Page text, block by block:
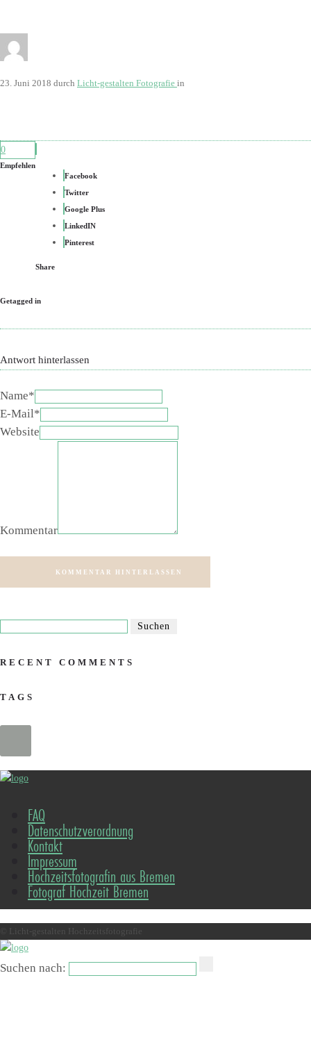
23. Juni 2018 durch Licht-gestalten Fotografie in
0
Empfehlen
Facebook
Twitter
Google Plus
LinkedIN
Pinterest
Share
Getagged in
Antwort hinterlassen
Name*
E-Mail*
Website
Kommentar
KOMMENTAR HINTERLASSEN
RECENT COMMENTS
TAGS
FAQ
Datenschutzverordnung
Kontakt
Impressum
Hochzeitsfotografin aus Bremen
Fotograf Hochzeit Bremen
© Licht-gestalten Hochzeitsfotografie
Suchen nach: